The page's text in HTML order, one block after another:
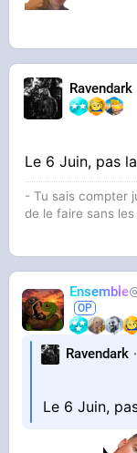
Ravendark
Le 6 Juin, pas
- Tu sais compter
de le faire sans les
Ensemble
Ravendark
Le 6 Juin,